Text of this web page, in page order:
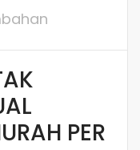
PER